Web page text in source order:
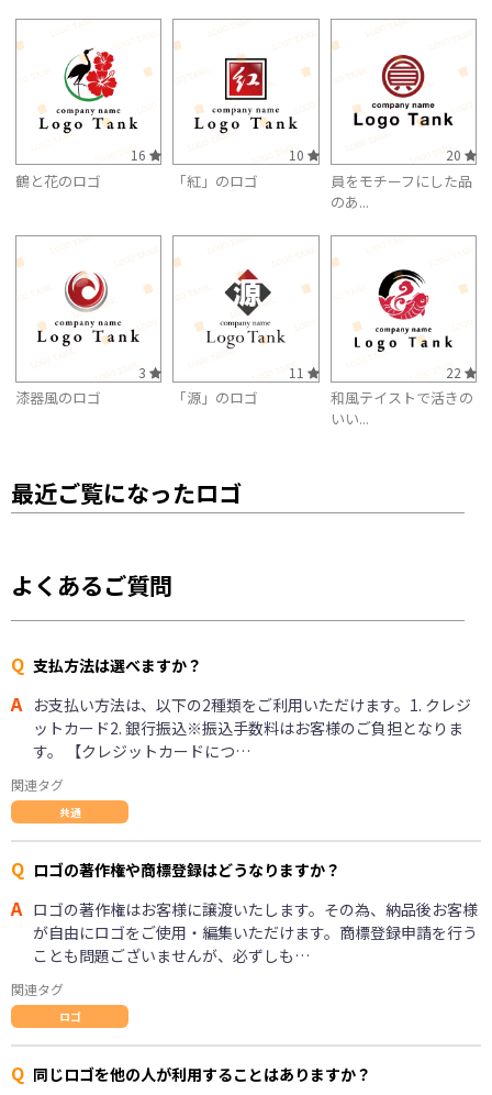
16
鶴と花のロゴ
10
「紅」のロゴ
20
員をモチーフにした品
のあ...
3
漆器風のロゴ
11
「源」のロゴ
22
和風テイストで活きの
いい...
最近ご覧になったロゴ
よくあるご質問
Q 支払方法は選べますか？
A お支払い方法は、以下の2種類をご利用いただけます。1. クレジ
ットカード2. 銀行振込※振込手数料はお客様のご負担となりま
す。 【クレジットカードにつ…
関連タグ
共通
Q ロゴの著作権や商標登録はどうなりますか？
A ロゴの著作権はお客様に譲渡いたします。その為、納品後お客様
が自由にロゴをご使用・編集いただけます。商標登録申請を行う
ことも問題ございませんが、必ずしも…
関連タグ
ロゴ
Q 同じロゴを他の人が利用することはありますか？